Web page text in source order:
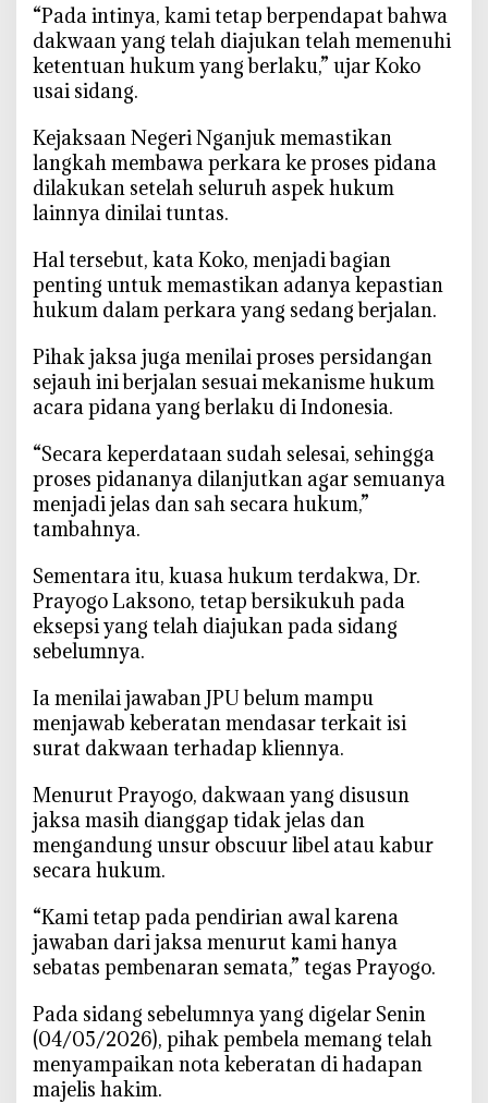
a
s
k
D
a
k
a
S
u
a
h
S
h
‎“Pada intinya, kami tetap berpendapat bahwa
dakwaan yang telah diajukan telah memenuhi
ketentuan hukum yang berlaku,” ujar Koko
usai sidang.
‎Kejaksaan Negeri Nganjuk memastikan
langkah membawa perkara ke proses pidana
dilakukan setelah seluruh aspek hukum
lainnya dinilai tuntas.
‎Hal tersebut, kata Koko, menjadi bagian
penting untuk memastikan adanya kepastian
hukum dalam perkara yang sedang berjalan.
‎Pihak jaksa juga menilai proses persidangan
sejauh ini berjalan sesuai mekanisme hukum
acara pidana yang berlaku di Indonesia.
‎“Secara keperdataan sudah selesai, sehingga
proses pidananya dilanjutkan agar semuanya
menjadi jelas dan sah secara hukum,”
tambahnya.
‎Sementara itu, kuasa hukum terdakwa, Dr.
Prayogo Laksono, tetap bersikukuh pada
eksepsi yang telah diajukan pada sidang
sebelumnya.
‎Ia menilai jawaban JPU belum mampu
menjawab keberatan mendasar terkait isi
surat dakwaan terhadap kliennya.
‎Menurut Prayogo, dakwaan yang disusun
jaksa masih dianggap tidak jelas dan
mengandung unsur obscuur libel atau kabur
secara hukum.
‎“Kami tetap pada pendirian awal karena
jawaban dari jaksa menurut kami hanya
sebatas pembenaran semata,” tegas Prayogo.
‎Pada sidang sebelumnya yang digelar Senin
(04/05/2026), pihak pembela memang telah
menyampaikan nota keberatan di hadapan
majelis hakim.